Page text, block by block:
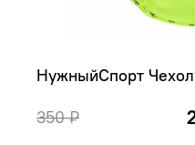
НужныйСпорт
350 ₽